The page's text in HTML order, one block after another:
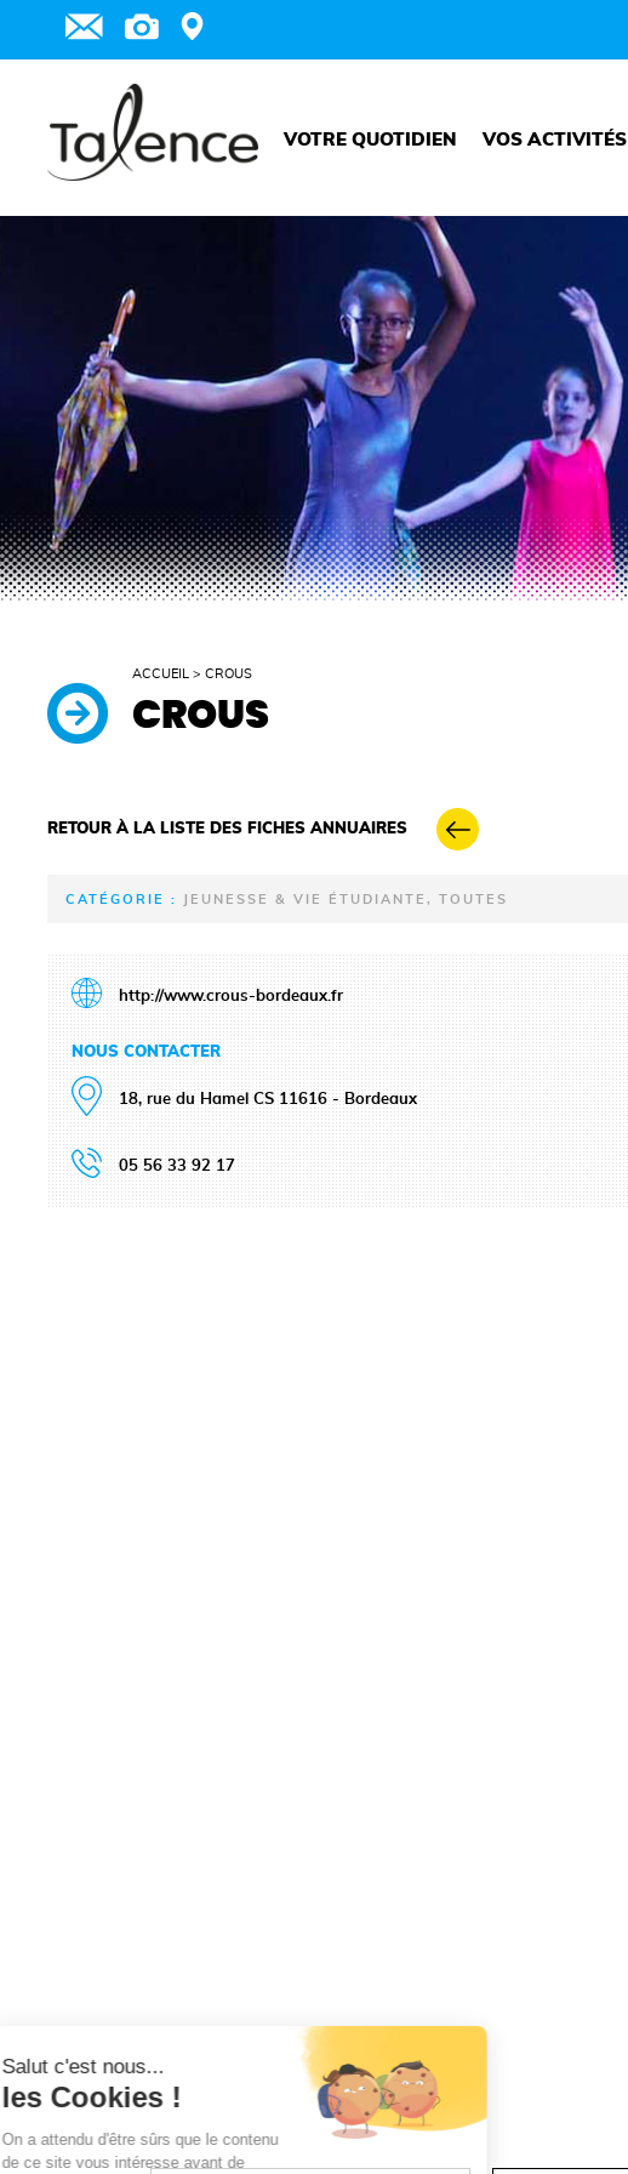
VOTRE QUOTIDIEN VOS ACTIVITÉS
ACCUEIL >CROUS
CROUS
RETOUR À LA LISTE DES FICHES ANNUAIRES
CATÉGORIE : JEUNESSE & VIE ÉTUDIANTE, TOUTES
http://www.crous-bordeaux.fr
NOUS CONTACTER
18, rue du Hamel CS 11616 - Bordeaux
05 56 33 92 17